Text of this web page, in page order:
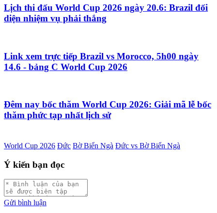
Lịch thi đấu World Cup 2026 ngày 20.6: Brazil đối
diện nhiệm vụ phải thắng
Link xem trực tiếp Brazil vs Morocco, 5h00 ngày
14.6 - bảng C World Cup 2026
Đêm nay bốc thăm World Cup 2026: Giải mã lễ bốc
thăm phức tạp nhất lịch sử
World Cup 2026 Đức Bờ Biển Ngà Đức vs Bờ Biển Ngà
Ý kiến bạn đọc
Gửi bình luận